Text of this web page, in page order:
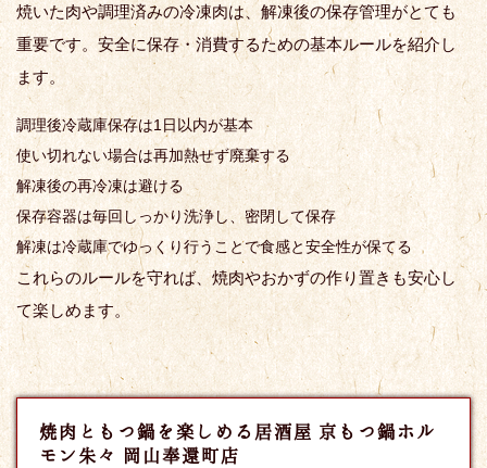
焼いた肉や調理済みの冷凍肉は、解凍後の保存管理がとても
重要です。安全に保存・消費するための基本ルールを紹介し
ます。
調理後冷蔵庫保存は1日以内が基本
使い切れない場合は再加熱せず廃棄する
解凍後の再冷凍は避ける
保存容器は毎回しっかり洗浄し、密閉して保存
解凍は冷蔵庫でゆっくり行うことで食感と安全性が保てる
これらのルールを守れば、焼肉やおかずの作り置きも安心し
て楽しめます。
焼肉ともつ鍋を楽しめる居酒屋 京もつ鍋ホル
モン朱々 岡山奉還町店